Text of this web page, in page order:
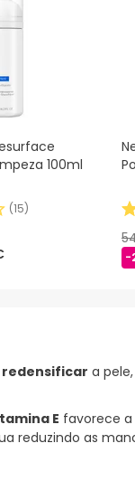
100ml
(15)
-
redensificar a
E favorece a
reduzindo as